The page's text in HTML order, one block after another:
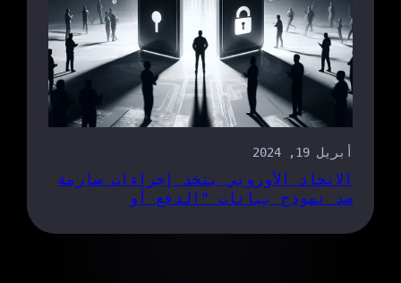
أبريل 19, 2024
الاتحاد الأوروبي يتخذ إجراءات صارمة
ضد نموذج بيانات "الدفع أو